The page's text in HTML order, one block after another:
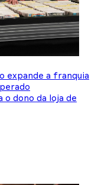
expande a franquia
o dono da loja de